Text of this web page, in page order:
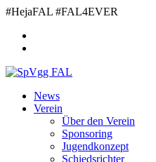
Zum
springen
#HejaFAL #FAL4EVER
News
Verein
Über den Verein
Sponsoring
Jugendkonzept
Schiedsrichter